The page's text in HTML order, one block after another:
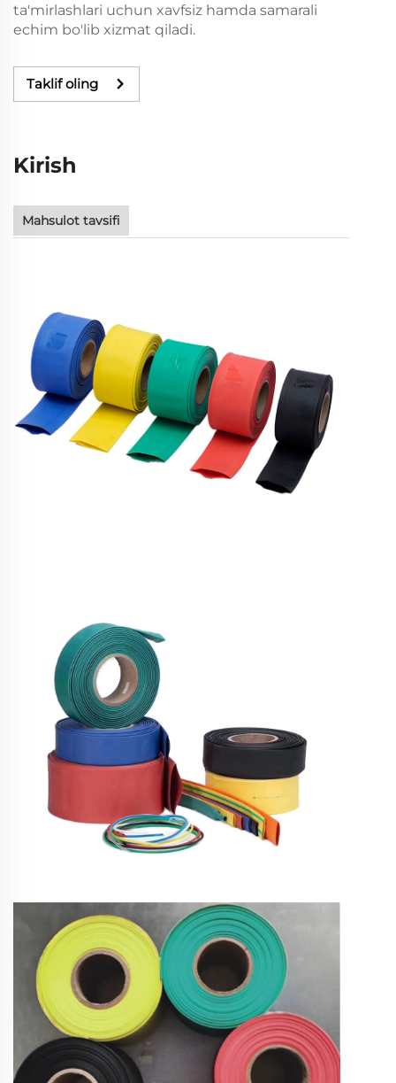
ta'mirlashlari uchun xavfsiz hamda samarali
echim bo'lib xizmat qiladi.
Taklif oling
Kirish
Mahsulot tavsifi